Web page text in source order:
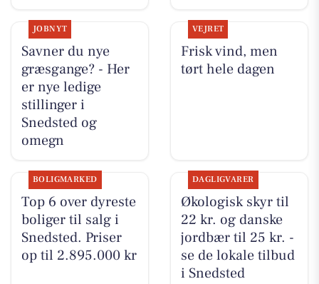
JOBNYT
Savner du nye
græsgange? - Her
er nye ledige
stillinger i
Snedsted og
omegn
VEJRET
Frisk vind, men
tørt hele dagen
BOLIGMARKED
Top 6 over dyreste
boliger til salg i
Snedsted. Priser
op til 2.895.000 kr
DAGLIGVARER
Økologisk skyr til
22 kr. og danske
jordbær til 25 kr. -
se de lokale tilbud
i Snedsted